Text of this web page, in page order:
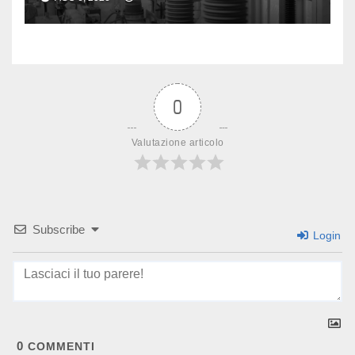
0
Valutazione articolo
Subscribe Login
0 COMMENTI